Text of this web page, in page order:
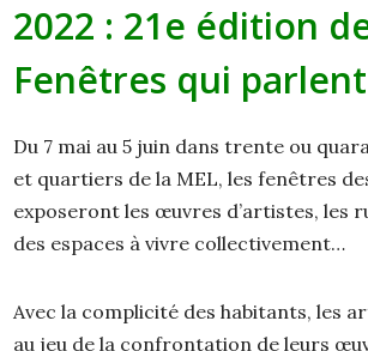
2022 : 21e édition
Fenêtres qui
Du 7 mai au 5 juin dans trente ou
et quartiers de la MEL, les fenêtres
exposeront les œuvres d’artistes, les
des espaces à vivre collectivement…
Avec la complicité des habitants, les
au jeu de la confrontation de leurs